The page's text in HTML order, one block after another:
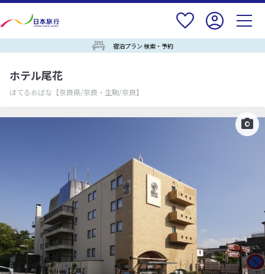
宿泊プラン 検索・予約
ホテル尾花
ほてるおばな 【奈良県/奈良・生駒/奈良】